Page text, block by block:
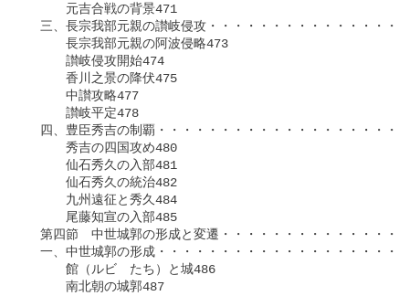
元吉合戦の背景471
三、長宗我部元親の讃岐侵攻・・・・・・・・・・・・・・・
長宗我部元親の阿波侵略473
讃岐侵攻開始474
香川之景の降伏475
中讃攻略477
讃岐平定478
四、豊臣秀吉の制覇・・・・・・・・・・・・・・・・・・・
秀吉の四国攻め480
仙石秀久の入部481
仙石秀久の統治482
九州遠征と秀久484
尾藤知宣の入部485
第四節　中世城郭の形成と変遷・・・・・・・・・・・・・・
一、中世城郭の形成・・・・・・・・・・・・・・・・・・・
館（ルビ　たち）と城486
南北朝の城郭487